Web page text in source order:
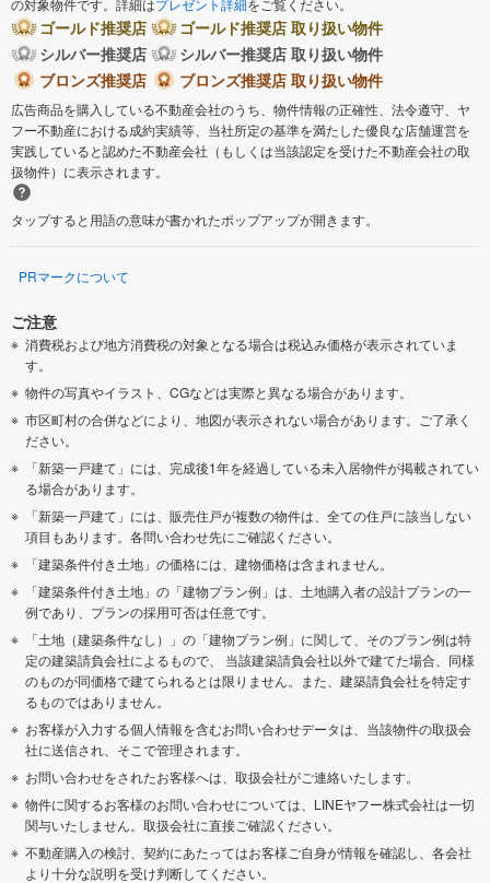
ゴールド推奨店
ゴールド推奨店 取り扱い物件
シルバー推奨店
シルバー推奨店 取り扱い物件
ブロンズ推奨店
ブロンズ推奨店 取り扱い物件
広告商品を購入している不動産会社のうち、物件情報の正確性、法令遵守、ヤ
フー不動産における成約実績等、当社所定の基準を満たした優良な店舗運営を
実践していると認めた不動産会社（もしくは当該認定を受けた不動産会社の取
扱物件）に表示されます。
タップすると用語の意味が書かれたポップアップが開きます。
PRマークについて
ご注意
消費税および地方消費税の対象となる場合は税込み価格が表示されていま
す。
物件の写真やイラスト、CGなどは実際と異なる場合があります。
市区町村の合併などにより、地図が表示されない場合があります。ご了承く
ださい。
「新築一戸建て」には、完成後1年を経過している未入居物件が掲載されてい
る場合があります。
「新築一戸建て」には、販売住戸が複数の物件は、全ての住戸に該当しない
項目もあります。各問い合わせ先にご確認ください。
「建築条件付き土地」の価格には、建物価格は含まれません。
「建築条件付き土地」の「建物プラン例」は、土地購入者の設計プランの一
例であり、プランの採用可否は任意です。
「土地（建築条件なし）」の「建物プラン例」に関して、そのプラン例は特
定の建築請負会社によるもので、 当該建築請負会社以外で建てた場合、同様
のものが同価格で建てられるとは限りません。また、建築請負会社を特定す
るものではありません。
お客様が入力する個人情報を含むお問い合わせデータは、当該物件の取扱会
社に送信され、そこで管理されます。
お問い合わせをされたお客様へは、取扱会社がご連絡いたします。
物件に関するお客様のお問い合わせについては、LINEヤフー株式会社は一切
関与いたしません。取扱会社に直接ご確認ください。
不動産購入の検討、契約にあたってはお客様ご自身が情報を確認し、各会社
より十分な説明を受け判断してください。